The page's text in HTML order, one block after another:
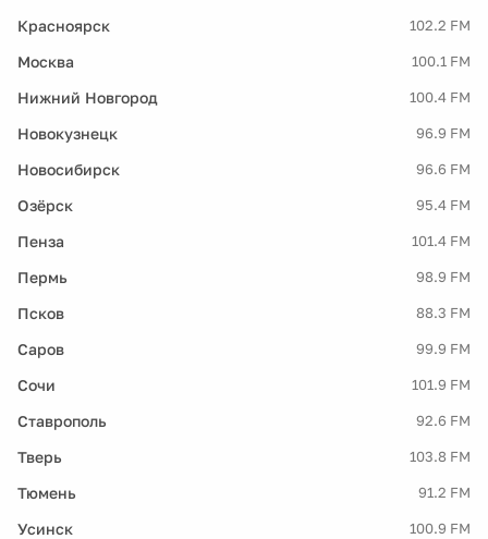
Красноярск 102.2 FM
Москва 100.1 FM
Нижний Новгород 100.4 FM
Новокузнецк 96.9 FM
Новосибирск 96.6 FM
Озёрск 95.4 FM
Пенза 101.4 FM
Пермь 98.9 FM
Псков 88.3 FM
Саров 99.9 FM
Сочи 101.9 FM
Ставрополь 92.6 FM
Тверь 103.8 FM
Тюмень 91.2 FM
Усинск 100.9 FM